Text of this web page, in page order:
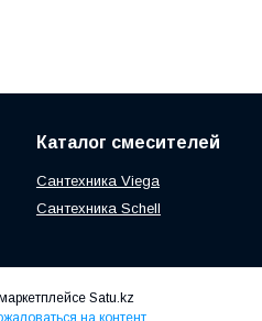
Каталог смесителей
Сантехника Viega
Сантехника Schell
Satu.kz